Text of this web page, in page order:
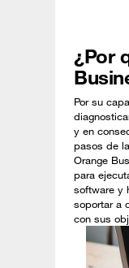
¿Por
Por su
y en
pasos de
Orange
para
software y
soportar a
con sus